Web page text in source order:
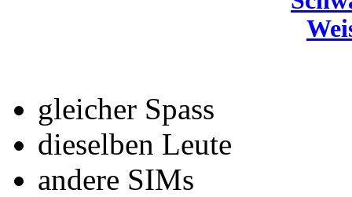
gleicher Spass
dieselben Leute
andere SIMs